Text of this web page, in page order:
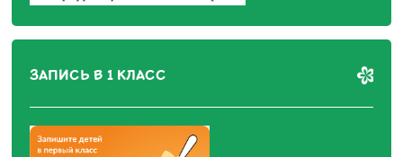
ЗАПИСЬ В 1 КЛАСС